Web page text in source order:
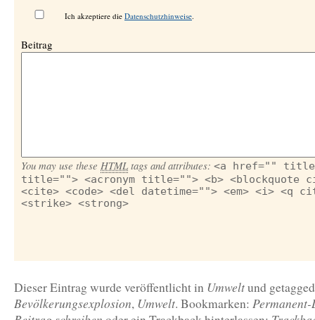
Ich akzeptiere die Datenschutzhinweise.
Beitrag
You may use these HTML tags and attributes: <a href=""
title=""> <acronym title=""> <b> <blockquote
<cite> <code> <del datetime=""> <em> <i> <q
<strike> <strong>
Dieser Eintrag wurde veröffentlicht in Umweltund getagged
Bevölkerungsexplosion, Umwelt. Bookmarken: